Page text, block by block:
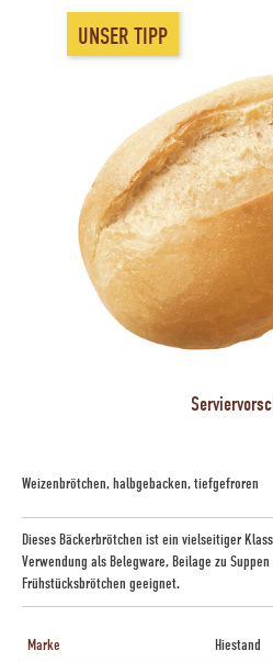
UNSER TIPP
Weizenbrötchen, halbgebacken, tiefgefroren
Dieses Bäckerbrötchen ist ein vielseitiger
Verwendung als Belegware, Beilage zu
Frühstücksbrötchen geeignet.
Marke
Hiestand